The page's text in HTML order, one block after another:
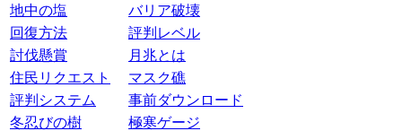
地中の塩
バリア破壊
回復方法
評判レベル
討伐懸賞
月兆とは
住民リクエスト
マスク礁
評判システム
事前ダウンロード
冬忍びの樹
極寒ゲージ